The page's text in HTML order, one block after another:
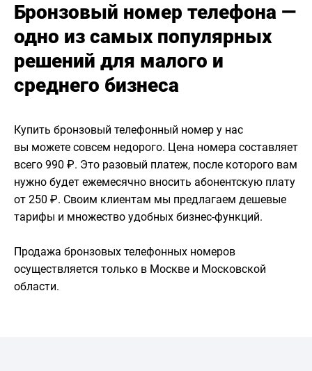
Бронзовый номер телефона —
одно из самых популярных
решений для малого и
среднего бизнеса
Купить бронзовый телефонный номер у нас
вы можете совсем недорого. Цена номера составляет
всего 990 ₽. Это разовый платеж, после которого вам
нужно будет ежемесячно вносить абонентскую плату
от 250 ₽. Своим клиентам мы предлагаем дешевые
тарифы и множество удобных бизнес-функций.
Продажа бронзовых телефонных номеров
осуществляется только в Москве и Московской
области.